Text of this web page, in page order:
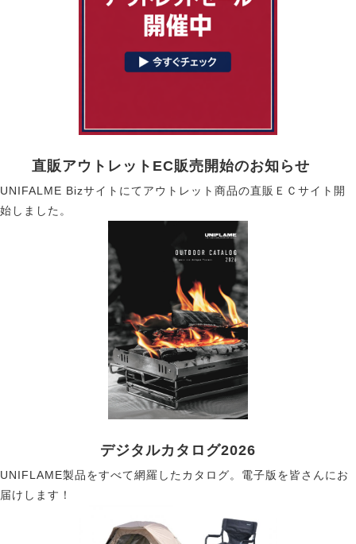
直販アウトレットEC販売開始のお知らせ
UNIFALME Bizサイトにてアウトレット商品の直販ＥＣサイト開
始しました。
デジタルカタログ2026
UNIFLAME製品をすべて網羅したカタログ。電子版を皆さんにお
届けします！